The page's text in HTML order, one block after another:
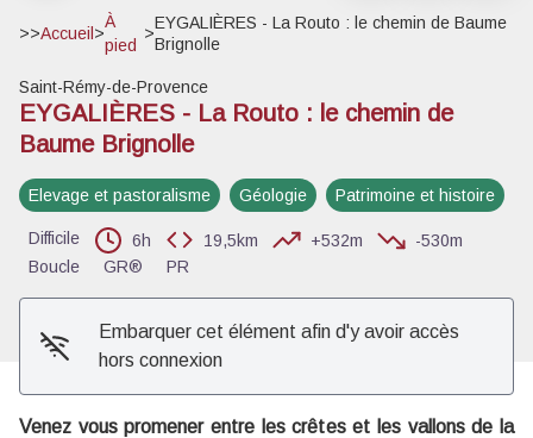
Voir l'image en plein écran
>>Accueil >
À
pied
>
EYGALIÈRES - La Routo : le chemin de Baume
Brignolle
Saint-Rémy-de-Provence
EYGALIÈRES - La Routo : le chemin de
Baume Brignolle
Elevage et pastoralisme Géologie Patrimoine et histoire
Difficile 6h 19,5km +532m
-530m
Boucle
GR® PR
Embarquer cet élément afin d'y avoir accès
hors connexion
Venez vous promener entre les crêtes et les vallons de la